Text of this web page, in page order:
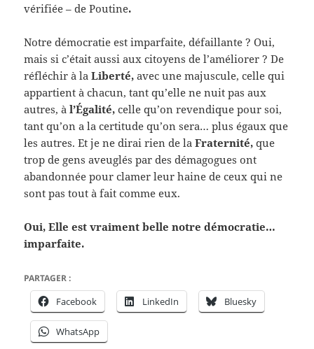
vérifiée – de Poutine.
Notre démocratie est imparfaite, défaillante ? Oui,
mais si c’était aussi aux citoyens de l’améliorer ? De
réfléchir à laLiberté, avec une majuscule, celle qui
appartient à chacun, tant qu’elle ne nuit pas aux
autres, àl’Égalité, celle qu’on revendique pour soi,
tant qu’on a la certitude qu’on sera… plus égaux que
les autres. Et je ne dirai rien de laFraternité, que
trop de gens aveuglés par des démagogues ont
abandonnée pour clamer leur haine de ceux qui ne
sont pas tout à fait comme eux.
Oui, Elle est vraiment belle notre démocratie…
imparfaite.
PARTAGER :
Facebook LinkedIn Bluesky
WhatsApp